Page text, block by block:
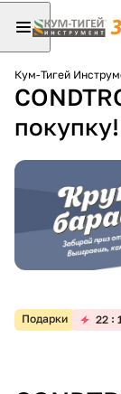
Кум-Тигей
покупку!
Подарки 22
Для клиентов
Разбейте
оплату
без
Сегодня